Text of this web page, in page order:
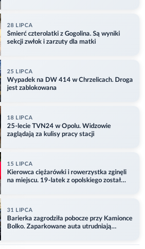
28 LIPCA
Śmierć czterolatki z Gogolina. Są wyniki
sekcji zwłok i zarzuty dla matki
25 LIPCA
Wypadek na DW 414 w Chrzelicach. Droga
jest zablokowana
18 LIPCA
25-lecie TVN24 w Opolu. Widzowie
zaglądają za kulisy pracy stacji
15 LIPCA
Kierowca ciężarówki i rowerzystka zginęli
na miejscu. 19-latek z opolskiego został
31 LIPCA
Barierka zagrodziła pobocze przy Kamionce
Bolko. Zaparkowane auta utrudniają